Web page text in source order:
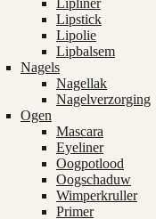
Lipliner
Lipstick
Lipolie
Lipbalsem
Nagels
Nagellak
Nagelverzorging
Ogen
Mascara
Eyeliner
Oogpotlood
Oogschaduw
Wimperkruller
Primer